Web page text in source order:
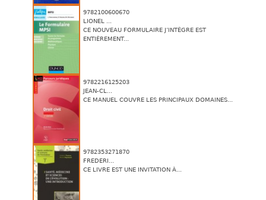
9782100600670
LIONEL ...
CE NOUVEAU FORMULAIRE J’INTÈGRE EST
ENTIÈREMENT...
9782216125203
JEAN-CL...
CE MANUEL COUVRE LES PRINCIPAUX DOMAINES...
9782353271870
FREDERI...
CE LIVRE EST UNE INVITATION À...